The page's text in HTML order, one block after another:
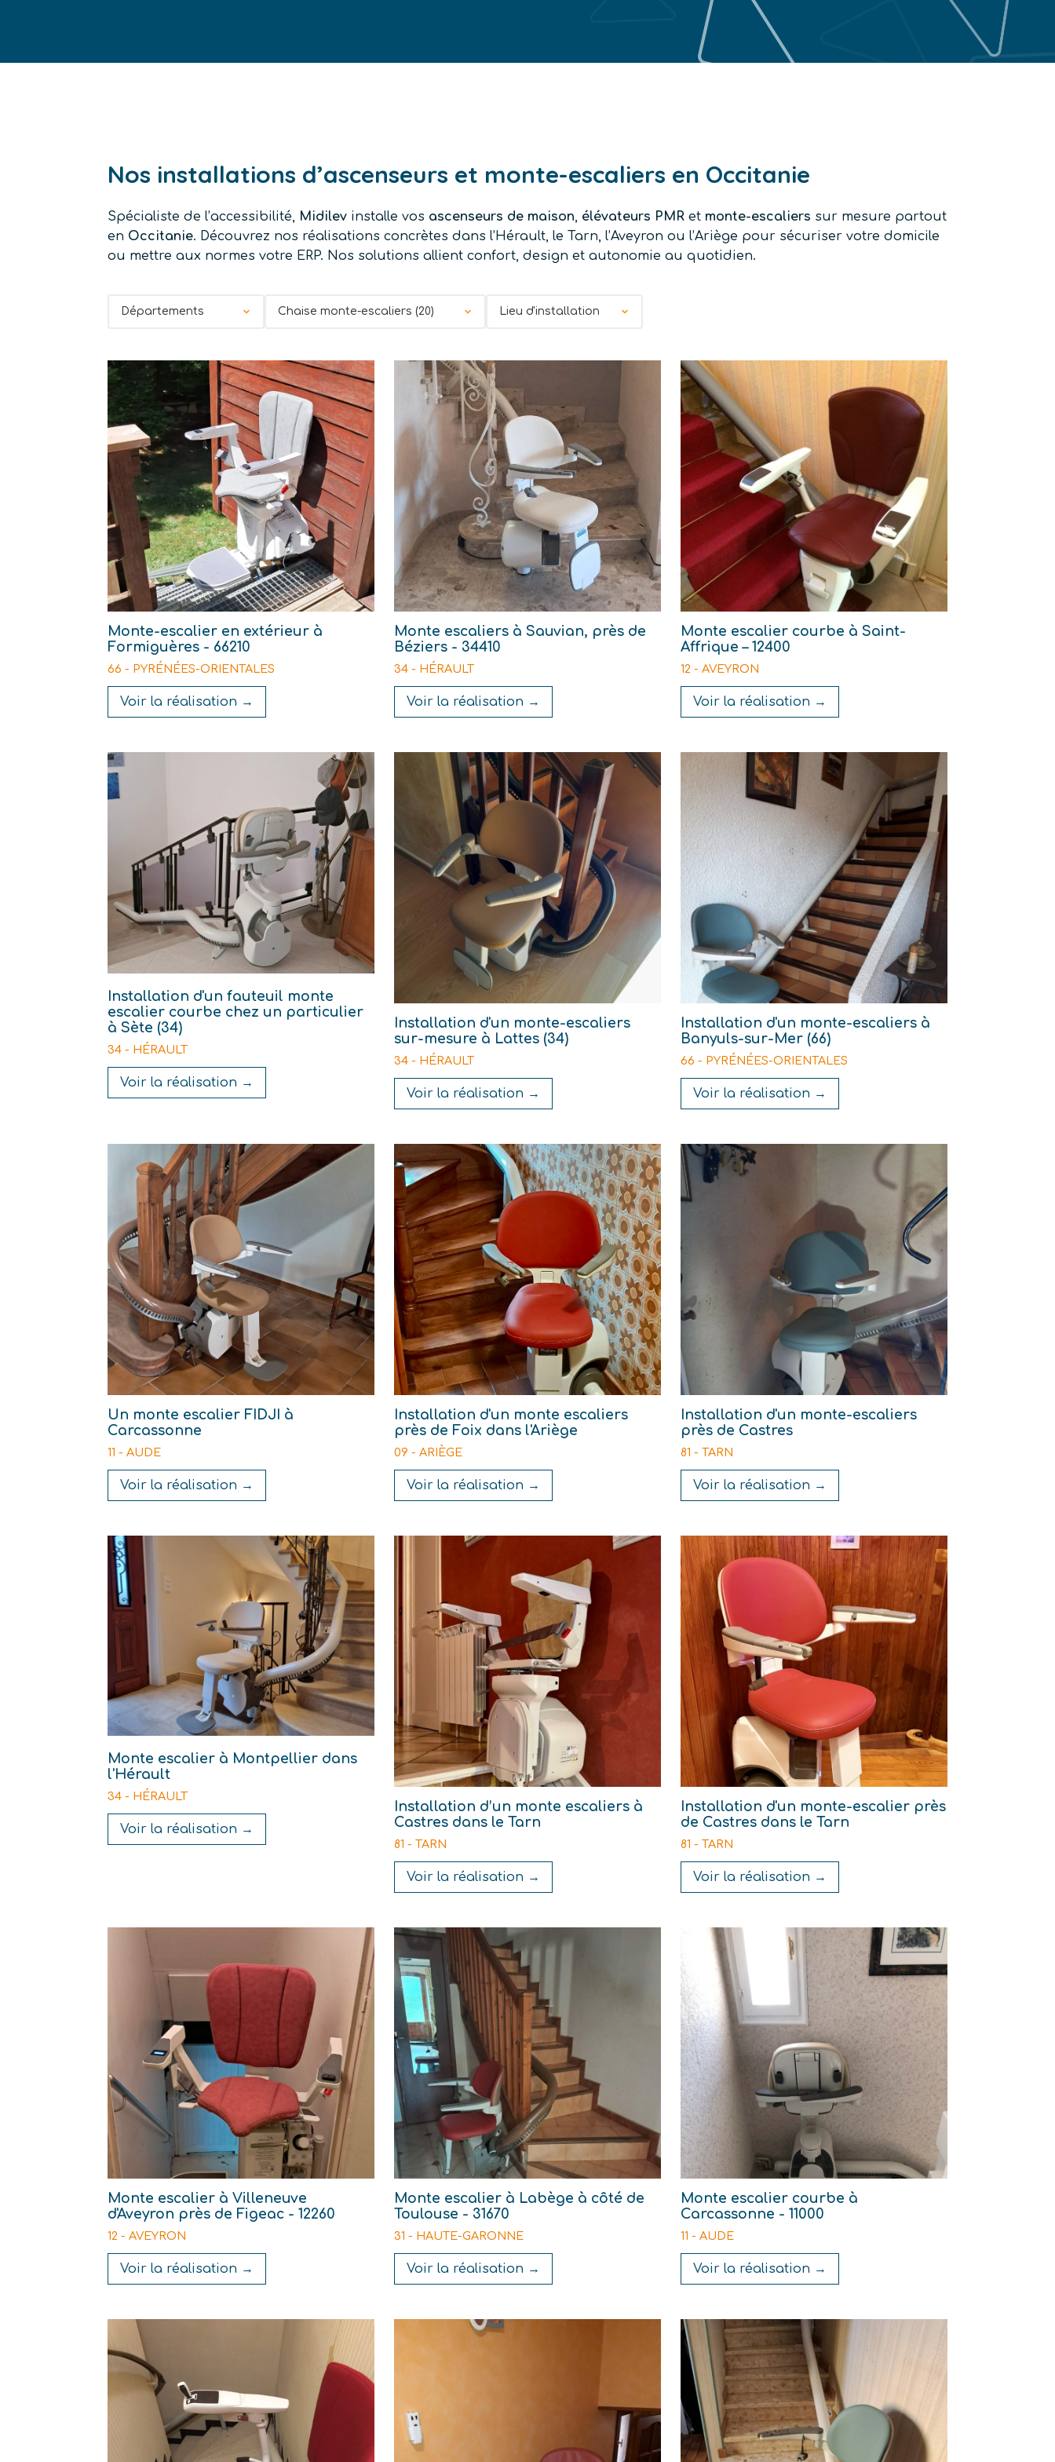
Nos installations d’ascenseurs et monte-escaliers en Occitanie
Spécialiste de l’accessibilité, Midilev installe vos ascenseurs de maison, élévateurs PMR et monte-escaliers sur mesure partout
en Occitanie. Découvrez nos réalisations concrètes dans l’Hérault, le Tarn, l’Aveyron ou l’Ariège pour sécuriser votre domicile
ou mettre aux normes votre ERP. Nos solutions allient confort, design et autonomie au quotidien.
Monte-escalier en extérieur à
Formiguères - 66210
66 - PYRÉNÉES-ORIENTALES
Voir la réalisation →
Monte escaliers à Sauvian, près de
Béziers - 34410
34 - HÉRAULT
Voir la réalisation →
Monte escalier courbe à Saint-
Affrique – 12400
12 - AVEYRON
Voir la réalisation →
Installation d'un fauteuil monte
escalier courbe chez un particulier
à Sète (34)
34 - HÉRAULT
Voir la réalisation →
Installation d'un monte-escaliers
sur-mesure à Lattes (34)
34 - HÉRAULT
Voir la réalisation →
Installation d'un monte-escaliers à
Banyuls-sur-Mer (66)
66 - PYRÉNÉES-ORIENTALES
Voir la réalisation →
Un monte escalier FIDJI à
Carcassonne
11 - AUDE
Voir la réalisation →
Installation d'un monte escaliers
près de Foix dans l'Ariège
09 - ARIÈGE
Voir la réalisation →
Installation d'un monte-escaliers
près de Castres
81 - TARN
Voir la réalisation →
Monte escalier à Montpellier dans
l'Hérault
34 - HÉRAULT
Voir la réalisation →
Installation d’un monte escaliers à
Castres dans le Tarn
81 - TARN
Voir la réalisation →
Installation d'un monte-escalier près
de Castres dans le Tarn
81 - TARN
Voir la réalisation →
Monte escalier à Villeneuve
d'Aveyron près de Figeac - 12260
12 - AVEYRON
Voir la réalisation →
Monte escalier à Labège à côté de
Toulouse - 31670
31 - HAUTE-GARONNE
Voir la réalisation →
Monte escalier courbe à
Carcassonne - 11000
11 - AUDE
Voir la réalisation →